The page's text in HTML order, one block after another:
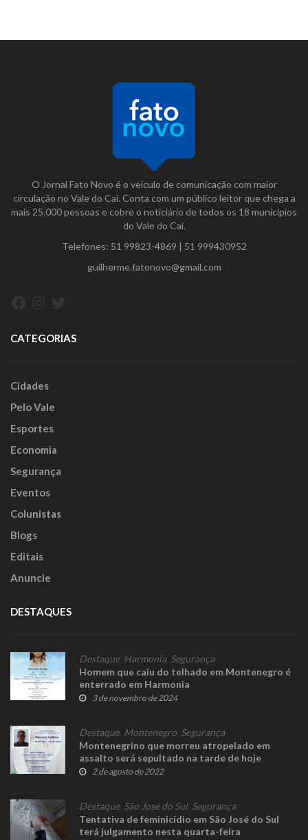
O Jornal Fato Novo é o veículo de comunicação com maior
circulação no Vale do Caí. Conta com um público leitor que chega a
mais 25.000 pessoas e cobre o noticiário de todos os 18 municípios
do Vale do Caí.
Telefones: 51 99823-4869 | 51 999430952
guilherme.fatonovo@gmail.com
CATEGORIAS
Cidades
Pelo Vale
Esportes
Economia
Segurança
Eventos
Colunistas
Blogs
Editais
Anuncie
DESTAQUES
Destaque, Harmonia, Segurança
Homem que caiu do telhado em Montenegro é
enterrado em Harmonia
3 de novembro de 2024
Destaque, Montenegro Segurança
Montenegrino que morreu atropelado em
assalto será sepultado na tarde de hoje
2 de agosto de 2022
Destaque, São José do Sul, Segurança
Tentativa de feminicídio em São José do Sul
terá julgamento nesta quarta-feira